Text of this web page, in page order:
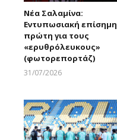
Νέα Σαλαμίνα:
Εντυπωσιακή επίσημη
πρώτη για τους
«ερυθρόλευκους»
(φωτορεπορτάζ)
31/07/2026